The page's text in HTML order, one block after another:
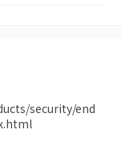
security/end